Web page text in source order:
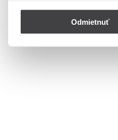
Odmietnuť